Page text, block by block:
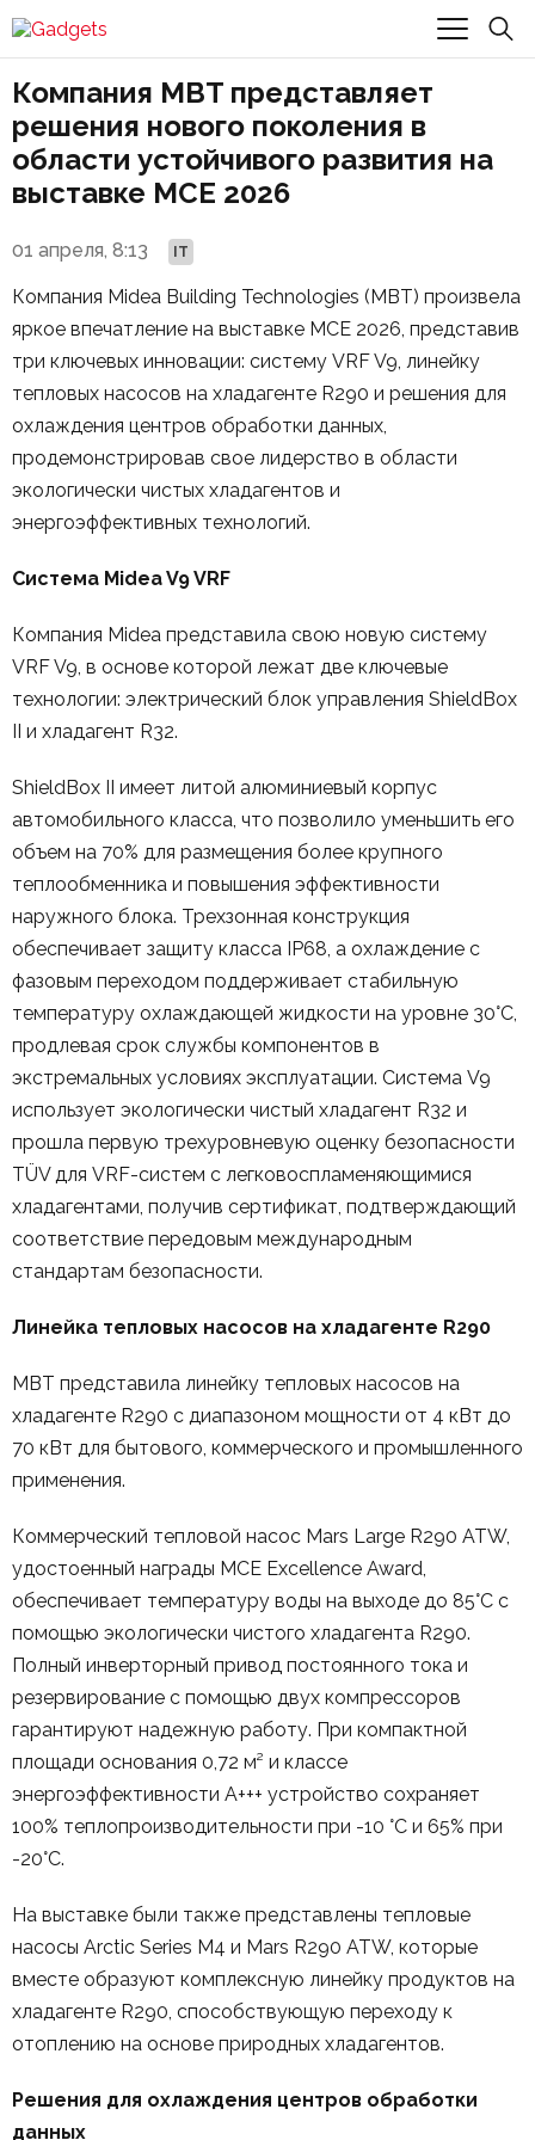
Компания MBT представляет
решения нового поколения в
области устойчивого развития на
выставке MCE 2026
01 апреля, 8:13 IT
Компания Midea Building Technologies (MBT) произвела
яркое впечатление на выставке MCE 2026, представив
три ключевых инновации: систему VRF V9, линейку
тепловых насосов на хладагенте R290 и решения для
охлаждения центров обработки данных,
продемонстрировав свое лидерство в области
экологически чистых хладагентов и
энергоэффективных технологий.
Система Midea V9 VRF
Компания Midea представила свою новую систему
VRF V9, в основе которой лежат две ключевые
технологии: электрический блок управления ShieldBox
II и хладагент R32.
ShieldBox II имеет литой алюминиевый корпус
автомобильного класса, что позволило уменьшить его
объем на 70% для размещения более крупного
теплообменника и повышения эффективности
наружного блока. Трехзонная конструкция
обеспечивает защиту класса IP68, а охлаждение с
фазовым переходом поддерживает стабильную
температуру охлаждающей жидкости на уровне 30°C,
продлевая срок службы компонентов в
экстремальных условиях эксплуатации. Система V9
использует экологически чистый хладагент R32 и
прошла первую трехуровневую оценку безопасности
TÜV для VRF-систем с легковоспламеняющимися
хладагентами, получив сертификат, подтверждающий
соответствие передовым международным
стандартам безопасности.
Линейка тепловых насосов на хладагенте R290
MBT представила линейку тепловых насосов на
хладагенте R290 с диапазоном мощности от 4 кВт до
70 кВт для бытового, коммерческого и промышленного
применения.
Коммерческий тепловой насос Mars Large R290 ATW,
удостоенный награды MCE Excellence Award,
обеспечивает температуру воды на выходе до 85°C с
помощью экологически чистого хладагента R290.
Полный инверторный привод постоянного тока и
резервирование с помощью двух компрессоров
гарантируют надежную работу. При компактной
площади основания 0,72 м² и классе
энергоэффективности A+++ устройство сохраняет
100% теплопроизводительности при -10 °C и 65% при
-20°C.
На выставке были также представлены тепловые
насосы Arctic Series M4 и Mars R290 ATW, которые
вместе образуют комплексную линейку продуктов на
хладагенте R290, способствующую переходу к
отоплению на основе природных хладагентов.
Решения для охлаждения центров обработки
данных